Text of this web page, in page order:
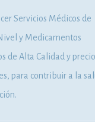
Servicios Médicos de
y Medicamentos
de Alta Calidad y
para contribuir a la